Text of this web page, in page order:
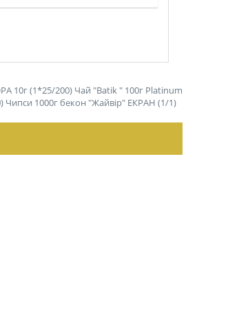
10г (1*25/200) Чай "Batik " 100г Platinum
Чипси 1000г бекон "Жайвір" ЕКРАН (1/1)